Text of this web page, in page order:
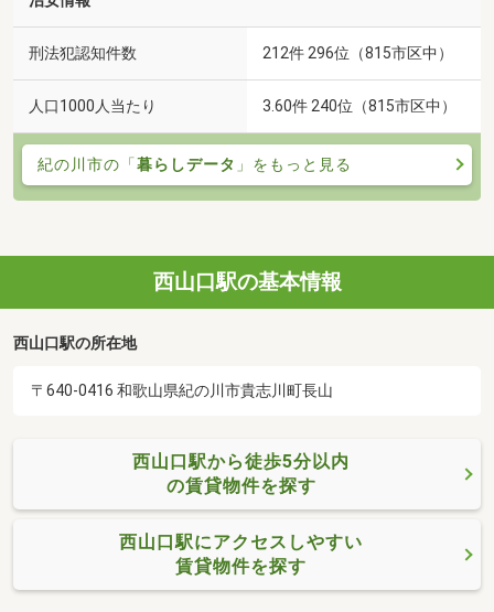
刑法犯認知件数 212件 296位（815市区中）
人口1000人当たり 3.60件 240位（815市区中）
紀の川市の「暮らしデータ 」をもっと見る
西山口駅の基本情報
西山口駅の所在地
〒640-0416 和歌山県紀の川市貴志川町長山
西山口駅から徒歩5分以内
の賃貸物件を探す
西山口駅にアクセスしやすい
賃貸物件を探す